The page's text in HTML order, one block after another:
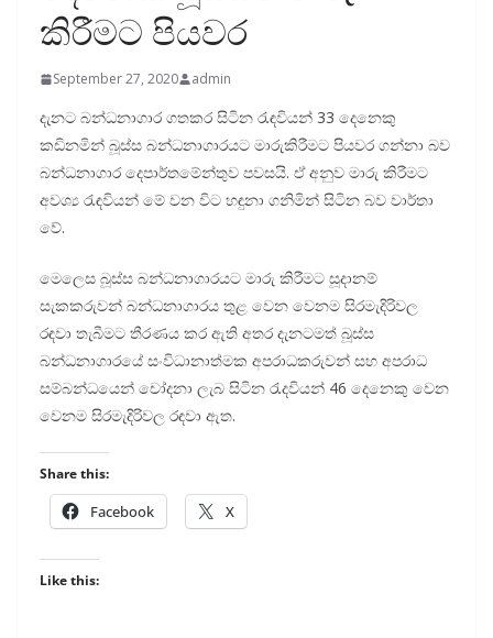
කිරීමට පියවර
September 27, 2020 admin
දැනට බන්ධනාගාර ගතකර සිටින රැඳවියන් 33 දෙනෙකු
කඩිනමින් බූස්ස බන්ධනාගාරයට මාරුකිරීමට පියවර ගන්නා බව
බන්ධනාගාර දෙපාර්තමේන්තුව පවසයි. ඒ අනුව මාරු කිරීමට
අවශ්‍ය රැඳවියන් මේ වන විට හඳුනා ගනිමින් සිටින බව වාර්තා
වේ.
මෙලෙස බූස්ස බන්ධනාගාරයට මාරු කිරීමට සූදානම්
සැකකරුවන් බන්ධනාගාරය තුළ වෙන වෙනම සිරමැදිරිවල
රඳවා තැබීමට තීරණය කර ඇති අතර දැනටමත් බූස්ස
බන්ධනාගාරයේ සංවිධානාත්මක අපරාධකරුවන් සහ අපරාධ
සම්බන්ධයෙන් චෝදනා ලැබ සිටින රැදවියන් 46 දෙනෙකු වෙන
වෙනම සිරමැදිරිවල රඳවා ඇත.
Share this:
Facebook X
Like this: